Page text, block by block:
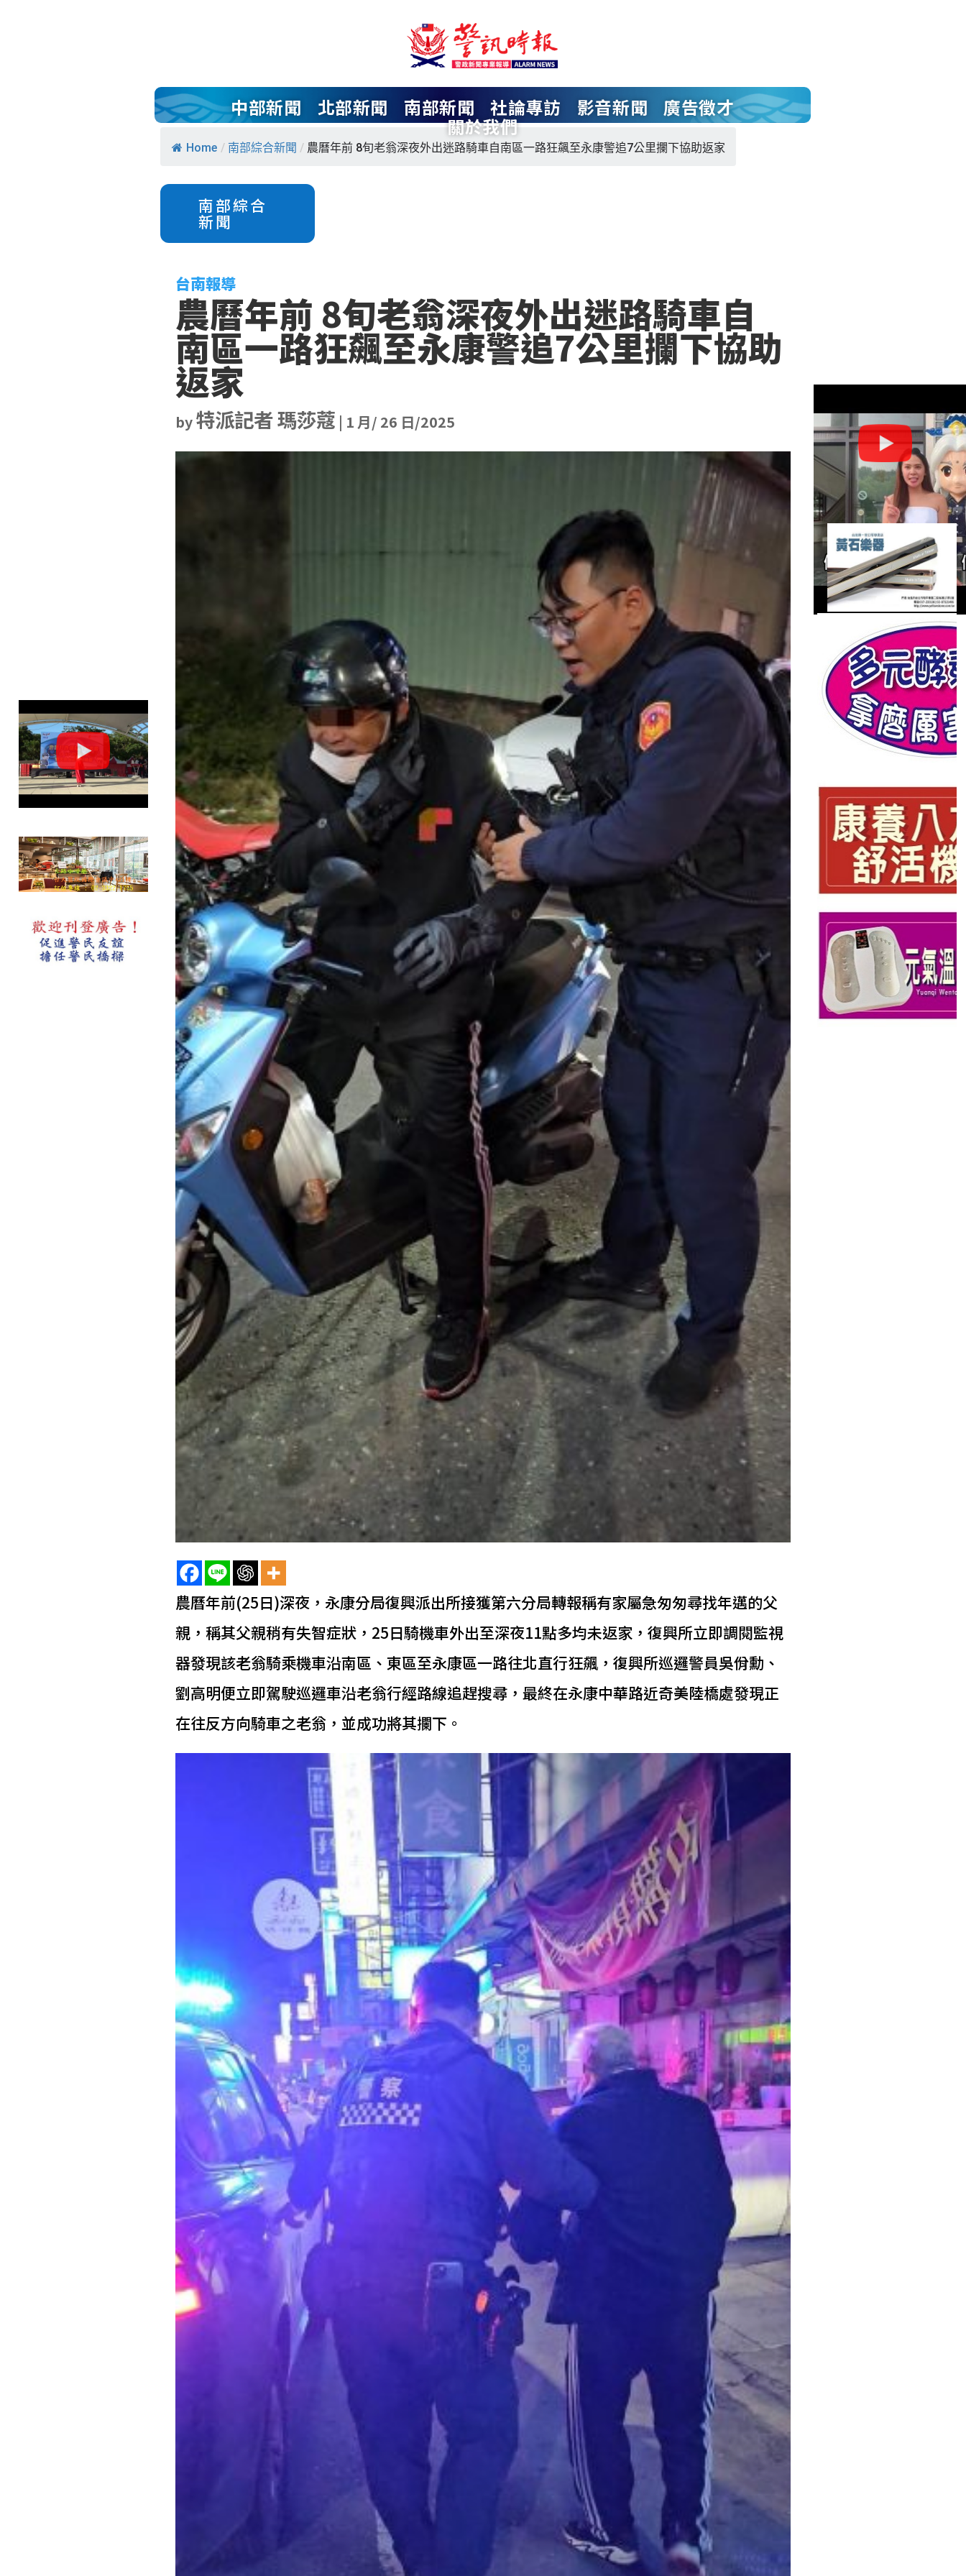
中部新聞 北部新聞 南部新聞 社論專訪 影音新聞 廣告徵才
關於我們
Home / 南部綜合新聞 / 農曆年前 8旬老翁深夜外出迷路騎車自南區一路狂飆至永康警追7公里攔下協助返家
南部綜合
新聞
台南報導
農曆年前 8旬老翁深夜外出迷路騎車自
南區一路狂飆至永康警追7公里攔下協助
返家
by特派記者 瑪莎蔻 | 1 月/ 26 日/2025
農曆年前(25日)深夜，永康分局復興派出所接獲第六分局轉報稱有家屬急匆匆尋找年邁的父
親，稱其父親稍有失智症狀，25日騎機車外出至深夜11點多均未返家，復興所立即調閱監視
器發現該老翁騎乘機車沿南區、東區至永康區一路往北直行狂飆，復興所巡邏警員吳佾勳、
劉高明便立即駕駛巡邏車沿老翁行經路線追趕搜尋，最終在永康中華路近奇美陸橋處發現正
在往反方向騎車之老翁，並成功將其攔下。